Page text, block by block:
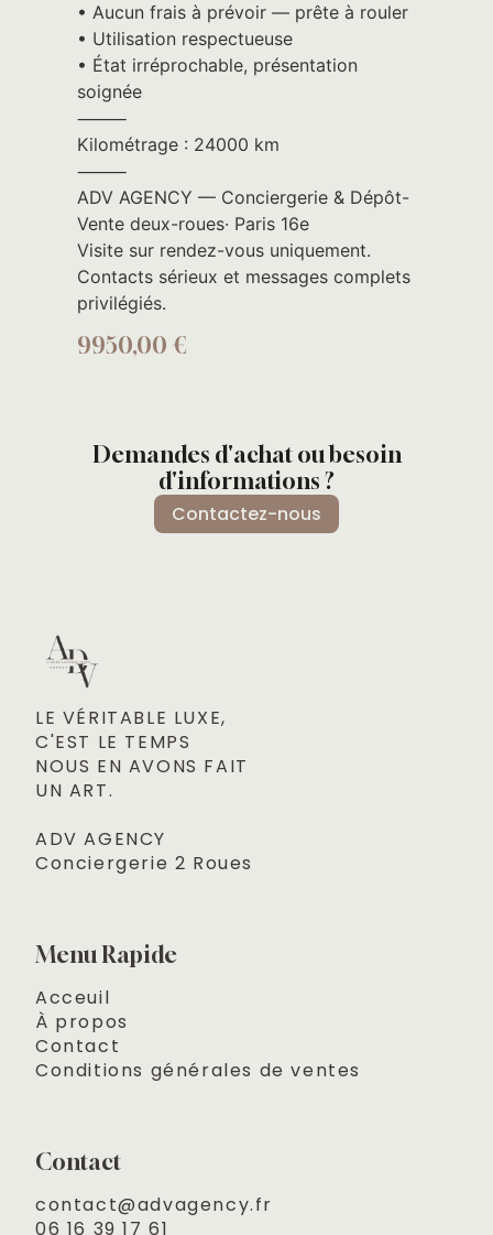
• Aucun frais à prévoir — prête à rouler
• Utilisation respectueuse
• État irréprochable, présentation
soignée
⸻
Kilométrage : 24000 km
⸻
ADV AGENCY — Conciergerie & Dépôt-
Vente deux-roues· Paris 16e
Visite sur rendez-vous uniquement.
Contacts sérieux et messages complets
privilégiés.
9950,00 €
Demandes d'achat ou besoin
d'informations ?
Contactez-nous
LE VÉRITABLE LUXE,
C'EST LE TEMPS
NOUS EN AVONS FAIT
UN ART.
ADV AGENCY
Conciergerie 2 Roues
Menu Rapide
Acceuil
À propos
Contact
Conditions générales de ventes
Contact
contact@advagency.fr
06 16 39 17 61